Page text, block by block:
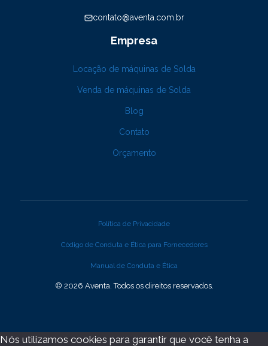
contato@aventa.com.br
Empresa
Locação de máquinas de Solda
Venda de máquinas de Solda
Blog
Contato
Orçamento
© 2026 Aventa. Todos os direitos reservados.
Política de Privacidade
Código de Conduta e Ética para Fornecedores
Manual de Conduta e Ética
Nós utilizamos cookies para garantir que você tenha a